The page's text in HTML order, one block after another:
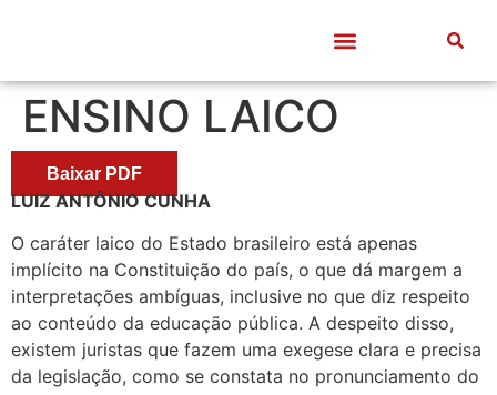
ENSINO LAICO
Baixar PDF
LUIZ ANTÔNIO CUNHA
O caráter laico do Estado brasileiro está apenas
implícito na Constituição do país, o que dá margem a
interpretações ambíguas, inclusive no que diz respeito
ao conteúdo da educação pública. A despeito disso,
existem juristas que fazem uma exegese clara e precisa
da legislação, como se constata no pronunciamento do